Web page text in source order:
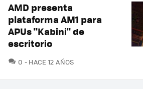
AMD presenta
plataforma AM1 para
APUs "Kabini" de
escritorio
0 COMENTARIOS
HACE 12 AÑOS